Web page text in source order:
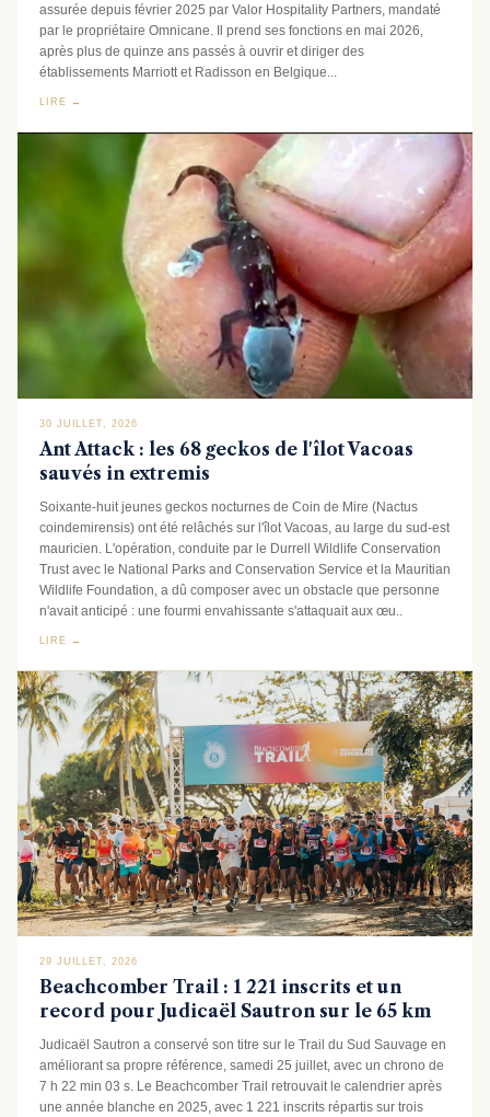
assurée depuis février 2025 par Valor Hospitality Partners, mandaté
par le propriétaire Omnicane. Il prend ses fonctions en mai 2026,
après plus de quinze ans passés à ouvrir et diriger des
établissements Marriott et Radisson en Belgique...
LIRE →
30 JUILLET, 2026
Ant Attack : les 68 geckos de l'îlot Vacoas
sauvés in extremis
Soixante-huit jeunes geckos nocturnes de Coin de Mire (Nactus
coindemirensis) ont été relâchés sur l'îlot Vacoas, au large du sud-est
mauricien. L'opération, conduite par le Durrell Wildlife Conservation
Trust avec le National Parks and Conservation Service et la Mauritian
Wildlife Foundation, a dû composer avec un obstacle que personne
n'avait anticipé : une fourmi envahissante s'attaquait aux œu..
LIRE →
29 JUILLET, 2026
Beachcomber Trail : 1 221 inscrits et un
record pour Judicaël Sautron sur le 65 km
Judicaël Sautron a conservé son titre sur le Trail du Sud Sauvage en
améliorant sa propre référence, samedi 25 juillet, avec un chrono de
7 h 22 min 03 s. Le Beachcomber Trail retrouvait le calendrier après
une année blanche en 2025, avec 1 221 inscrits répartis sur trois